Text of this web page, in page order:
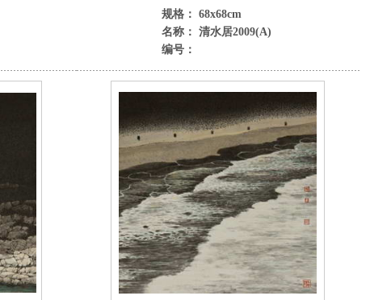
规格： 68x68cm
名称： 清水居2009(A)
编号：